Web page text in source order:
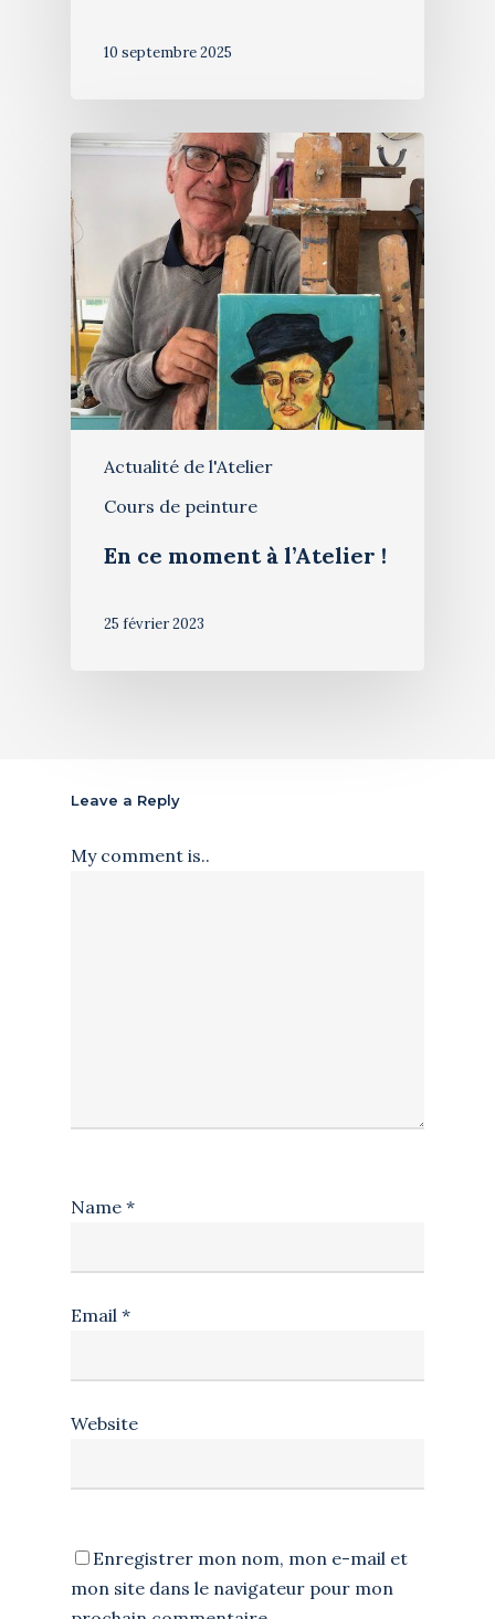
10 septembre 2025
Actualité de l'Atelier
Cours de peinture
En ce moment à l’Atelier !
25 février 2023
Leave a Reply
My comment is..
Name *
Email *
Website
Enregistrer mon nom, mon e-mail et
mon site dans le navigateur pour mon